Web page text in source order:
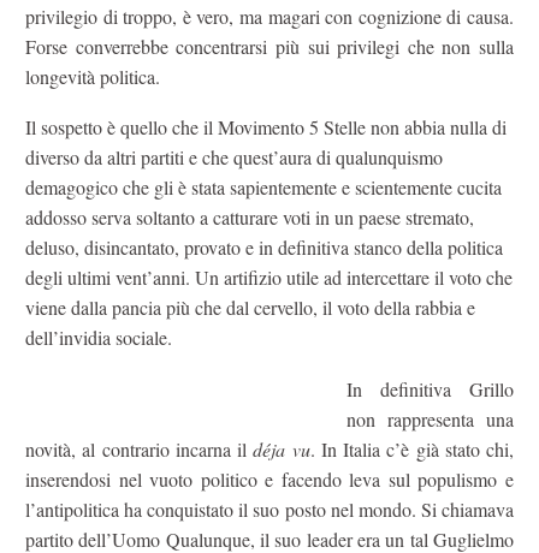
privilegio di troppo, è vero, ma magari con cognizione di causa.
Forse converrebbe concentrarsi più sui privilegi che non sulla
longevità politica.
Il sospetto è quello che il Movimento 5 Stelle non abbia nulla di
diverso da altri partiti e che quest’aura di qualunquismo
demagogico che gli è stata sapientemente e scientemente cucita
addosso serva soltanto a catturare voti in un paese stremato,
deluso, disincantato, provato e in definitiva stanco della politica
degli ultimi vent’anni. Un artifizio utile ad intercettare il voto che
viene dalla pancia più che dal cervello, il voto della rabbia e
dell’invidia sociale.
In definitiva Grillo
non rappresenta una
novità, al contrario incarna ildéja vu. In Italia c’è già stato chi,
inserendosi nel vuoto politico e facendo leva sul populismo e
l’antipolitica ha conquistato il suo posto nel mondo. Si chiamava
partito dell’Uomo Qualunque, il suo leader era un tal Guglielmo